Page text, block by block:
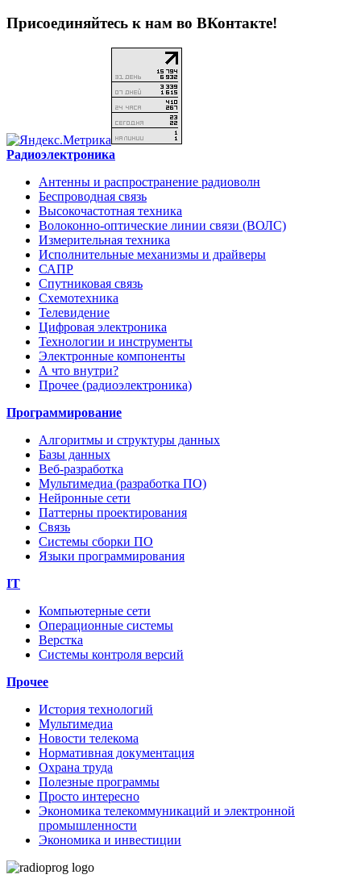
Присоединяйтесь к нам во ВКонтакте!
Радиоэлектроника
Антенны и распространение радиоволн
Беспроводная связь
Высокочастотная техника
Волоконно-оптические линии связи (ВОЛС)
Измерительная техника
Исполнительные механизмы и драйверы
САПР
Спутниковая связь
Схемотехника
Телевидение
Цифровая электроника
Технологии и инструменты
Электронные компоненты
А что внутри?
Прочее (радиоэлектроника)
Программирование
Алгоритмы и структуры данных
Базы данных
Веб-разработка
Мультимедиа (разработка ПО)
Нейронные сети
Паттерны проектирования
Связь
Системы сборки ПО
Языки программирования
IT
Компьютерные сети
Операционные системы
Верстка
Системы контроля версий
Прочее
История технологий
Мультимедиа
Новости телекома
Нормативная документация
Охрана труда
Полезные программы
Просто интересно
Экономика телекоммуникаций и электронной
промышленности
Экономика и инвестиции